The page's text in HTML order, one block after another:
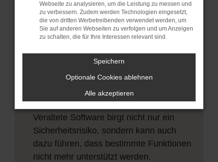
Funktioniert die Seite in einem anderen
Browser oder in einem privaten Fenster?
Starte dein Gerät neu.
vorübergehende Probleme zu beheben.
Stelle sicher, dass dein Browser und
dein Betriebssystem auf dem neuesten
Stand sind.
Veraltete Software birgt nicht nur ein
Sicherheitsrisiko, sondern kann auch
dazu führen, dass bestimmte Funktionen
nicht mehr unterstützt werden.
Webseite zu analysieren, um die Leistung zu messen und
zu verbessern. Zudem werden Technologien eingesetzt,
die von dritten Werbetreibenden verwendet werden, um
Sie auf anderen Webseiten zu verfolgen und um Anzeigen
zu schalten, die für Ihre Interessen relevant sind.
Speichern
Optionale Cookies ablehnen
Alle akzeptieren